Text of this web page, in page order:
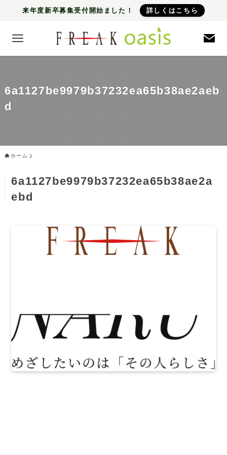
来年度新卒募集受付開始ました！ 詳しくはこちら
6a1127be9979b37232ea65b38ae2aeb
d
ホーム
6a1127be9979b37232ea65b38ae2a
ebd